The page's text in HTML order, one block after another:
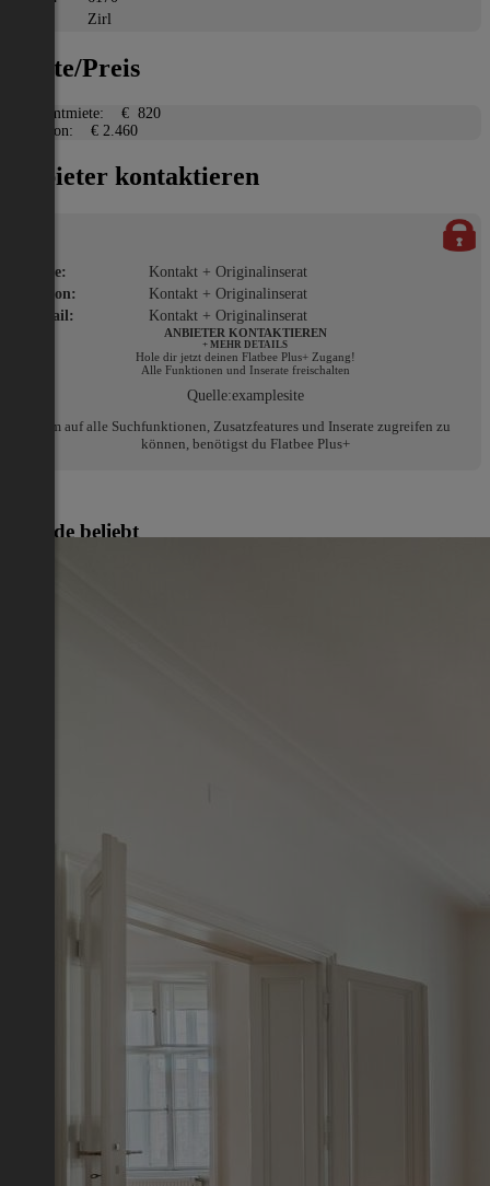
Zirl
Miete/Preis
Gesamtmiete:
€ 820
Kaution:
€ 2.460
Anbieter kontaktieren
Name:
Kontakt + Originalinserat
Telefon:
Kontakt + Originalinserat
E-Mail:
Kontakt + Originalinserat
ANBIETER KONTAKTIEREN
+ MEHR DETAILS
Hole dir jetzt deinen Flatbee Plus+ Zugang!
Alle Funktionen und Inserate freischalten
Quelle:examplesite
Um auf alle Suchfunktionen, Zusatzfeatures und Inserate zugreifen zu
können, benötigst du Flatbee Plus+
Gerade beliebt